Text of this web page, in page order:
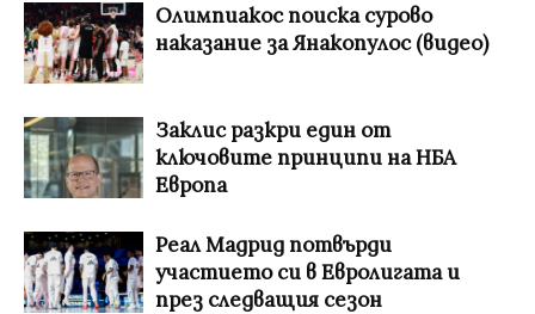
Олимпиакос поиска сурово
наказание за Янакопулос (видео)
Заклис разкри един от
ключовите принципи на НБА
Европа
Реал Мадрид потвърди
участието си в Евролигата и
през следващия сезон